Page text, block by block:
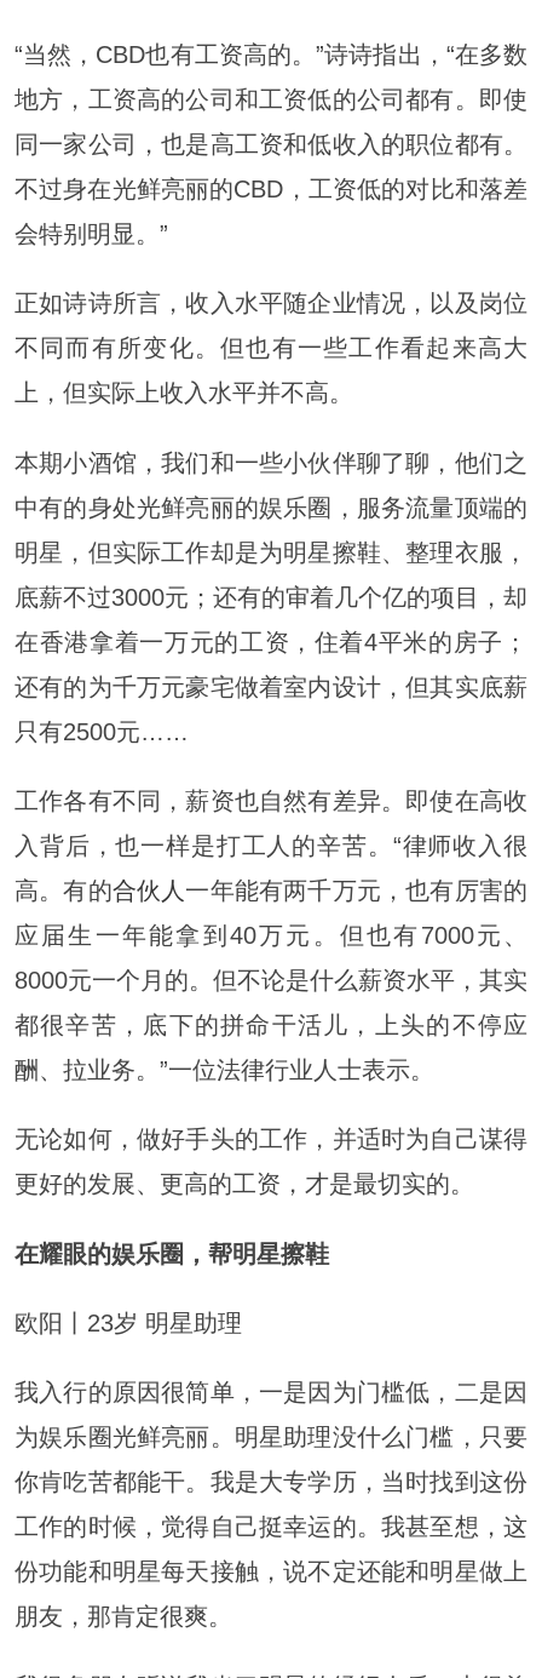
“当然，CBD也有工资高的。”诗诗指出，“在多数
地方，工资高的公司和工资低的公司都有。即使
同一家公司，也是高工资和低收入的职位都有。
不过身在光鲜亮丽的CBD，工资低的对比和落差
会特别明显。”
正如诗诗所言，收入水平随企业情况，以及岗位
不同而有所变化。但也有一些工作看起来高大
上，但实际上收入水平并不高。
本期小酒馆，我们和一些小伙伴聊了聊，他们之
中有的身处光鲜亮丽的娱乐圈，服务流量顶端的
明星，但实际工作却是为明星擦鞋、整理衣服，
底薪不过3000元；还有的审着几个亿的项目，却
在香港拿着一万元的工资，住着4平米的房子；
还有的为千万元豪宅做着室内设计，但其实底薪
只有2500元……
工作各有不同，薪资也自然有差异。即使在高收
入背后，也一样是打工人的辛苦。“律师收入很
高。有的合伙人 一年能有两千万元，也有厉害的
应届生一年能拿到40万元。但也有7000元、
8000元一个月的。但不论是什么薪资水平，其实
都很辛苦，底下的拼命干活儿，上头的不停应
酬、拉业务。”一位法律行业人士表示。
无论如何，做好手头的工作，并适时为自己谋得
更好的发展、更高的工资，才是最切实的。
在耀眼的娱乐圈，帮明星擦鞋
欧阳丨23岁 明星助理
我入行的原因很简单，一是因为门槛低，二是因
为娱乐圈光鲜亮丽。明星助理没什么门槛，只要
你肯吃苦都能干。我是大专学历，当时找到这份
工作的时候，觉得自己挺幸运的。我甚至想，这
份功能和明星每天接触，说不定还能和明星做上
朋友，那肯定很爽。